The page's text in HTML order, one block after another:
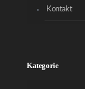
Kontakt
Kategorie